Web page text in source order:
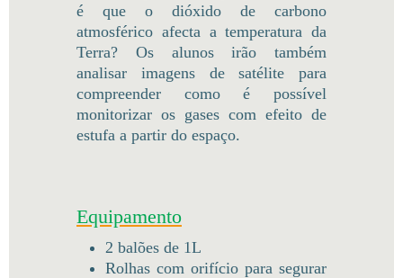
é que o dióxido de carbono
atmosférico afecta a temperatura da
Terra? Os alunos irão também
analisar imagens de satélite para
compreender como é possível
monitorizar os gases com efeito de
estufa a partir do espaço.
Equipamento
2 balões de 1L
Rolhas com orifício para segurar